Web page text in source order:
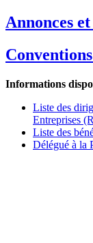
Annonces
Informations
Liste des
Entreprises
Liste des
Délégué à la